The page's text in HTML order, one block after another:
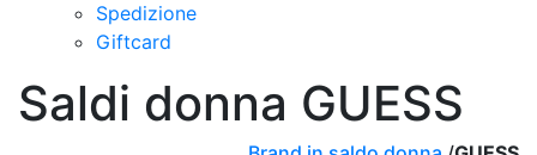
Spedizione
Giftcard
Saldi donna GUESS